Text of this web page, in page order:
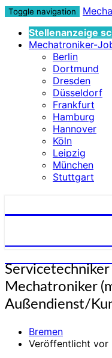
Toggle navigation
Stellenanzeige
Mechatroniker-
Berlin
Dortmund
Dresden
Düsseldorf
Frankfurt
Hamburg
Hannover
Köln
Leipzig
München
Stuttgart
Servicetechniker
/
Elektriker
/
(m/w/d)
Außendienst/
Mechatroniker
Außendienst/
Bremen
Veröffentlicht vor